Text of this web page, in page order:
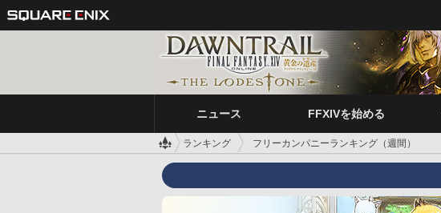
ニュース FFXIVを始める
ランキング フリーカンパニーランキング（週間）